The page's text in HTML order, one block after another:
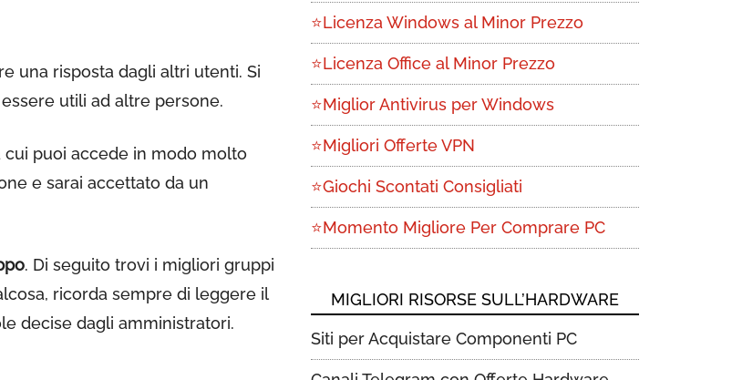
una risposta dagli altri utenti. Si
utili ad altre persone.
puoi accede in modo molto
e sarai accettato da un
. Di seguito trovi i migliori gruppi
ricorda sempre di leggere il
decise dagli amministratori.
⭐Licenza Windows al Minor Prezzo
⭐Licenza Office al Minor Prezzo
⭐Miglior Antivirus per Windows
⭐Migliori Offerte VPN
⭐Giochi Scontati Consigliati
⭐Momento Migliore Per Comprare PC
MIGLIORI RISORSE SULL’HARDWARE
Siti per Acquistare Componenti PC